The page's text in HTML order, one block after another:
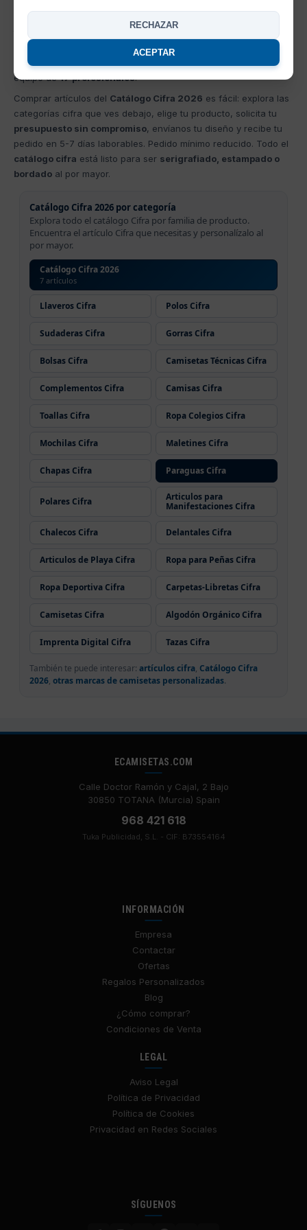
RECHAZAR
ACEPTAR
medida mediante
prendas para hombre, mujer, niño y deportivas, con precios
decrecientes por volumen y atención personalizada por nuestro
equipo de17 profesionales.
Comprar artículos del Catálogo Cifra 2026 es fácil: explora las
categorías cifra que ves debajo, elige tu producto, solicita tu
presupuesto sin compromiso, envíanos tu diseño y recibe tu
pedido en 5-7 días laborables. Pedido mínimo reducido. Todo el
catálogo cifra está listo para ser serigrafiado, estampado o
bordado al por mayor.
Catálogo Cifra 2026 por categoría
Explora todo el catálogo Cifra por familia de producto.
Encuentra el artículo Cifra que necesitas y personalízalo al
por mayor.
Catálogo Cifra 2026
7 artículos
Llaveros Cifra Polos Cifra
Sudaderas Cifra Gorras Cifra
Bolsas Cifra Camisetas Técnicas Cifra
Complementos Cifra Camisas Cifra
Toallas Cifra Ropa Colegios Cifra
Mochilas Cifra Maletines Cifra
Chapas Cifra Paraguas Cifra
Polares Cifra
Articulos para
Manifestaciones Cifra
Chalecos Cifra Delantales Cifra
Articulos de Playa Cifra Ropa para Peñas Cifra
Ropa Deportiva Cifra Carpetas-Libretas Cifra
Camisetas Cifra Algodón Orgánico Cifra
Imprenta Digital Cifra Tazas Cifra
También te puede interesar: artículos cifra, Catálogo Cifra
2026, otras marcas de camisetas personalizadas.
ECAMISETAS.COM
Calle Doctor Ramón y Cajal, 2 Bajo
30850 TOTANA (Murcia) Spain
968 421 618
Tuka Publicidad, S.L. - CIF: B73554164
INFORMACIÓN
Empresa
Contactar
Ofertas
Regalos Personalizados
Blog
¿Cómo comprar?
Condiciones de Venta
LEGAL
Aviso Legal
Política de Privacidad
Política de Cookies
Privacidad en Redes Sociales
SÍGUENOS